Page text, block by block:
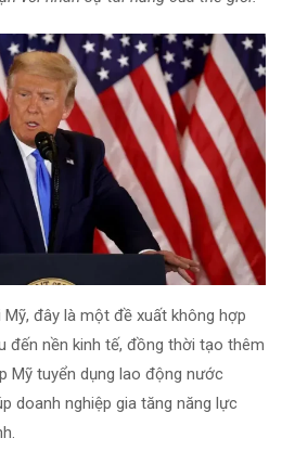
đây là một đề xuất không hợp
đến nền kinh tế, đồng thời tạo thêm
Mỹ tuyển dụng lao động nước
doanh nghiệp gia tăng năng lực